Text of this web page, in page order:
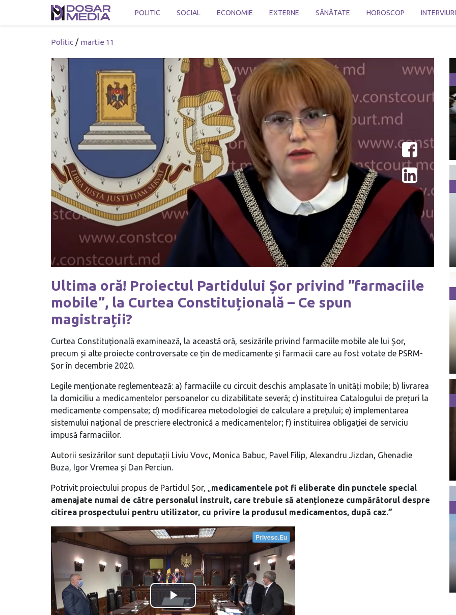
POLITIC SOCIAL ECONOMIE EXTERNE SĂNĂTATE HOROSCOP INTERVIURI
Politic / martie 11
Ultima oră! Proiectul Partidului Șor privind ”farmaciile
mobile”, la Curtea Constituțională – Ce spun
magistrații?
Curtea Constituțională examinează, la această oră, sesizările privind farmaciile mobile ale lui Șor,
precum și alte proiecte controversate ce țin de medicamente și farmacii care au fost votate de PSRM-
Șor în decembrie 2020.
Legile menționate reglementează: a) farmaciile cu circuit deschis amplasate în unități mobile; b) livrarea
la domiciliu a medicamentelor persoanelor cu dizabilitate severă; c) instituirea Catalogului de prețuri la
medicamente compensate; d) modificarea metodologiei de calculare a prețului; e) implementarea
sistemului național de prescriere electronică a medicamentelor; f) instituirea obligației de serviciu
impusă farmaciilor.
Autorii sesizărilor sunt deputații Liviu Vovc, Monica Babuc, Pavel Filip, Alexandru Jizdan, Ghenadie
Buza, Igor Vremea și Dan Perciun.
Potrivit proiectului propus de Partidul Șor, „medicamentele pot fi eliberate din punctele special
amenajate numai de către personalul instruit, care trebuie să atenționeze cumpărătorul despre
citirea prospectului pentru utilizator, cu privire la produsul medicamentos, după caz.”